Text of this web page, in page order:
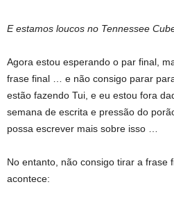
E estamos loucos no Tennessee
Agora estou esperando o par final,
frase final … e não consigo parar
estão fazendo Tui, e eu estou fora
semana de escrita e pressão do
possa escrever mais sobre isso …
No entanto, não consigo tirar a frase
acontece: